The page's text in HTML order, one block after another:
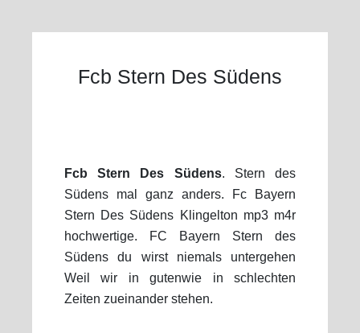
Fcb Stern Des Südens
Fcb Stern Des Südens. Stern des
Südens mal ganz anders. Fc Bayern
Stern Des Südens Klingelton mp3 m4r
hochwertige. FC Bayern Stern des
Südens du wirst niemals untergehen
Weil wir in gutenwie in schlechten
Zeiten zueinander stehen.